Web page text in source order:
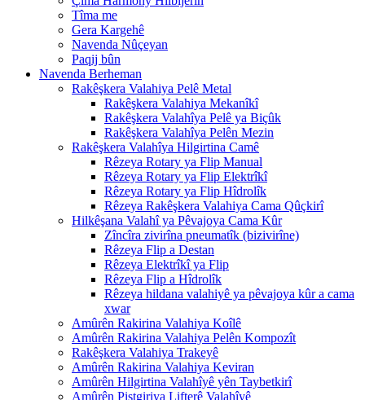
Tîma me
Gera Kargehê
Navenda Nûçeyan
Paqij bûn
Navenda Berheman
Rakêşkera Valahiya Pelê Metal
Rakêşkera Valahiya Mekanîkî
Rakêşkera Valahîya Pelê ya Biçûk
Rakêşkera Valahîya Pelên Mezin
Rakêşkera Valahîya Hilgirtina Camê
Rêzeya Rotary ya Flip Manual
Rêzeya Rotary ya Flip Elektrîkî
Rêzeya Rotary ya Flip Hîdrolîk
Rêzeya Rakêşkera Valahiya Cama Qûçkirî
Hilkêşana Valahî ya Pêvajoya Cama Kûr
Zîncîra zivirîna pneumatîk (bizivirîne)
Rêzeya Flip a Destan
Rêzeya Elektrîkî ya Flip
Rêzeya Flip a Hîdrolîk
Rêzeya hildana valahiyê ya pêvajoya kûr a cama
xwar
Amûrên Rakirina Valahiya Koîlê
Amûrên Rakirina Valahiya Pelên Kompozît
Rakêşkera Valahiya Trakeyê
Amûrên Rakirina Valahiya Keviran
Amûrên Hilgirtina Valahîyê yên Taybetkirî
Amûrên Piştgiriya Lifterê Valahîyê